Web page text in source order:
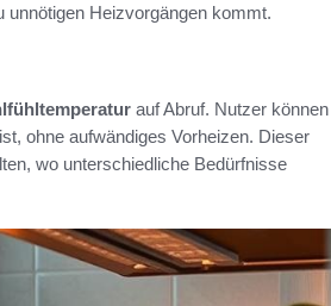
Heizvorgängen kommt.
auf Abruf. Nutzer können
ohne aufwändiges Vorheizen. Dieser
wo unterschiedliche Bedürfnisse